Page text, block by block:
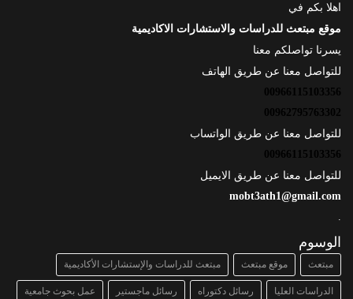
اهلا بكم في
موقع مبتعث للدراسات والاستشارات الاكاديمية
يسرنا تواصلكم معنا
للتواصل معنا عن طريق الهاتف
00966115103356
00962795763302
للتواصل معنا عن طريق الواتساب
00966115103356
للتواصل معنا عن طريق الايميل
mobt3ath1@gmail.com
الوسوم
مبتعث موقع مبتعث مبتعث للدراسات والإستشارات الأكاديمية
الدراسات العليا رسائل دكتوراه رسائل ماجستير عمل بحوث جامعية